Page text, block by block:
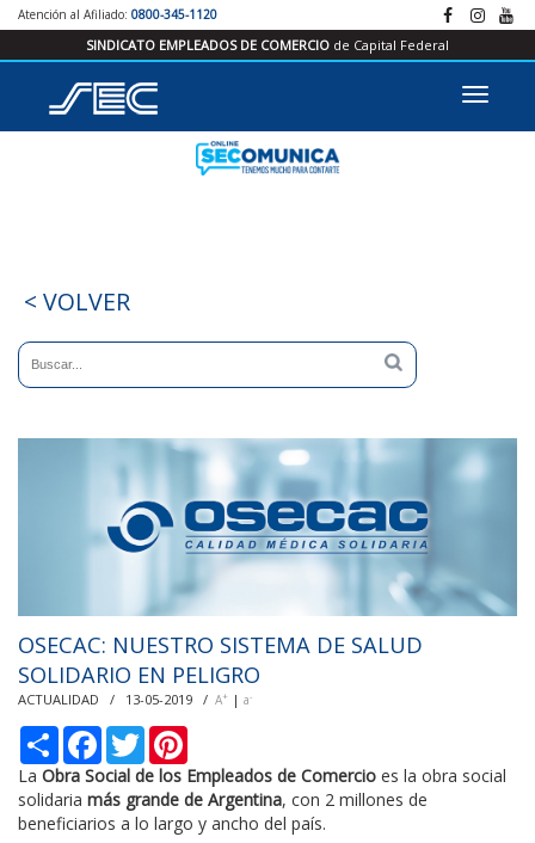
Atención al Afiliado: 0800-345-1120
SINDICATO EMPLEADOS DE COMERCIO de Capital Federal
< VOLVER
OSECAC: NUESTRO SISTEMA DE SALUD
SOLIDARIO EN PELIGRO
ACTUALIDAD / 13-05-2019 / A+ | a-
С
о
д
е
л
F
c
e
b
o
T
w
i
t
t
e
n
t
e
r
La Obra Social de los Empleados de Comercio es la obra social
solidaria más grande de Argentina, con 2 millones de
beneficiarios a lo largo y ancho del país.